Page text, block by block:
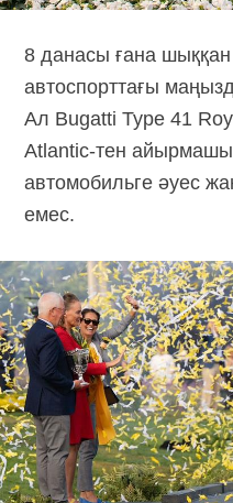
8 данасы ғана
автоспорттағы
Ал Bugatti Type 41
Atlantic-тен
автомобильге әуес
емес.